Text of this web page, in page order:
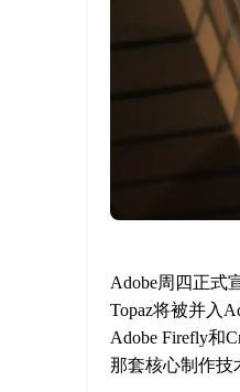
Adobe周四正式
Topaz将被并入
Adobe Firefly和
那套核心制作技